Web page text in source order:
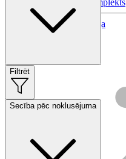
Viedtelevīzija
Filtrēt
Secība pēc noklusējuma